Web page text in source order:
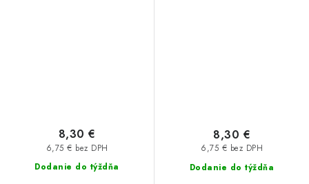
Dodanie do týždňa
6,75 € bez DPH
8,30 €
Dodanie do týždňa
6,75 € bez DPH
8,30 €